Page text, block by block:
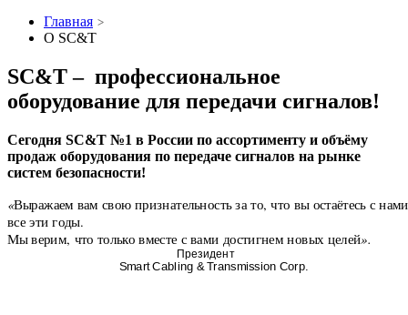
Главная
О SC&T
SC&T – профессиональное
оборудование для передачи сигналов!
Сегодня SC&T №1 в России по ассортименту и объёму
продаж оборудования по передаче сигналов на рынке
систем безопасности!
«Выражаем вам свою признательность за то, что вы остаётесь с нами
все эти годы.
Мы верим, что только вместе с вами достигнем новых целей».
Президент
Smart Cabling & Transmission Corp.